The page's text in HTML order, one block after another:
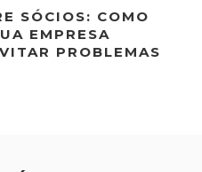
SÓCIOS: COMO
EMPRESA
PROBLEMAS